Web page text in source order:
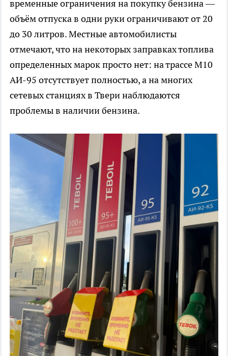
временные ограничения на покупку бензина —
объём отпуска в одни руки ограничивают от 20
до 30 литров. Местные автомобилисты
отмечают, что на некоторых заправках топлива
определенных марок просто нет: на трассе М10
АИ-95 отсутствует полностью, а на многих
сетевых станциях в Твери наблюдаются
проблемы в наличии бензина.